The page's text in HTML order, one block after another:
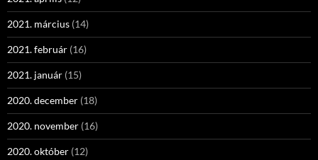
2021. március (14)
2021. február (16)
2021. január (15)
2020. december (18)
2020. november (16)
2020. október (12)